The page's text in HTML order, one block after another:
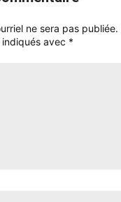
ne sera pas publiée.
avec *